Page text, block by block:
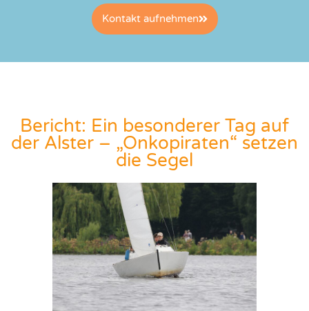
Kontakt aufnehmen
Bericht: Ein besonderer Tag auf
der Alster – „Onkopiraten“ setzen
die Segel